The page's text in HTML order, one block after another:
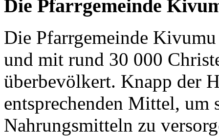
Die Pfarrgemeinde
Die Pfarrgemeinde
und mit rund 30 000
überbevölkert. Knapp der
entsprechenden Mittel, um
Nahrungsmitteln zu